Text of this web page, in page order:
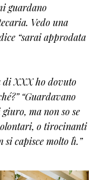
guardano
Vedo una
“sarai approdata
di XXX ho dovuto
“Guardavano
ma non so se
o tirocinanti
si capisce molto lì.”